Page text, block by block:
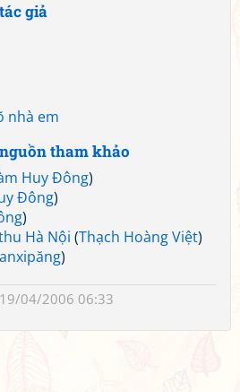
giả
nhà em
tham khảo
Huy Đông)
Đông)
)
Hà Nội (Thạch Hoàng Việt)
)
04/2006 06:33